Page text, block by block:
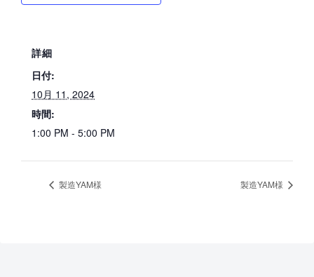
詳細
日付:
10月 11, 2024
時間:
1:00 PM - 5:00 PM
製造YAM様 製造YAM様